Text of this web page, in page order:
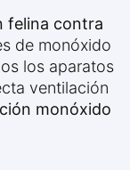
felina contra
de monóxido
los aparatos
ventilación
monóxido